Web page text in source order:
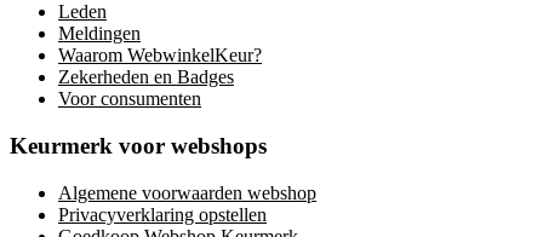
Leden
Meldingen
Waarom WebwinkelKeur?
Zekerheden en Badges
Voor consumenten
Keurmerk voor webshops
Algemene voorwaarden webshop
Privacyverklaring opstellen